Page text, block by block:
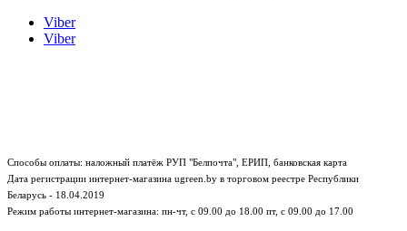
Viber
Viber
Способы оплаты: наложный платёж РУП "Белпочта", ЕРИП, банковская карта
Дата регистрации интернет-магазина ugreen.by в торговом реестре Республики
Беларусь - 18.04.2019
Режим работы интернет-магазина: пн-чт, с 09.00 до 18.00 пт, с 09.00 до 17.00